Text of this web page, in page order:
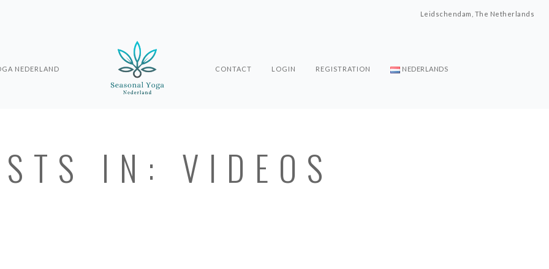
Leidschendam, The Netherlands
NEDERLAND CONTACT LOGIN REGISTRATION NEDERLANDS
IN: VIDEOS